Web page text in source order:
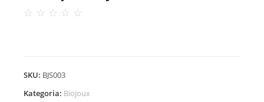
☆ ☆ ☆ ☆ ☆
SKU: BJS003
Kategoria: Biojoux